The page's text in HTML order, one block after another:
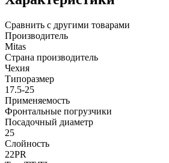
Сравнить с другими товарами
Производитель
Mitas
Страна производитель
Чехия
Типоразмер
17.5-25
Применяемость
Фронтальные погрузчики
Посадочный диаметр
25
Слойность
22PR